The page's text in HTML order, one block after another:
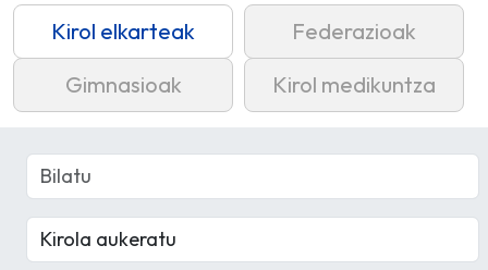
Kirol elkarteak
Federazioak
Gimnasioak
Kirol medikuntza